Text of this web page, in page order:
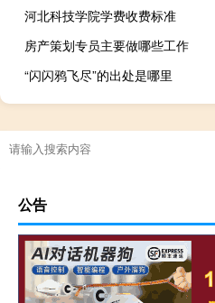
河北科技学院学费收费标准
房产策划专员主要做哪些工作
“闪闪鸦飞尽”的出处是哪里
公告